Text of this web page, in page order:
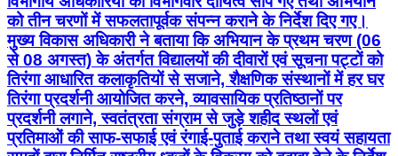
को तीन चरणों में सफलतापूर्वक संपन्न कराने के निर्देश दिए गए।
मुख्य विकास अधिकारी ने बताया कि अभियान के प्रथम चरण (06
से 08 अगस्त) के अंतर्गत विद्यालयों की दीवारों एवं सूचना पट्टों को
तिरंगा आधारित कलाकृतियों से सजाने, शैक्षणिक संस्थानों में हर घर
तिरंगा प्रदर्शनी आयोजित करने, व्यावसायिक प्रतिष्ठानों पर
प्रदर्शनी लगाने, स्वतंत्रता संग्राम से जुड़े शहीद स्थलों एवं
प्रतिमाओं की साफ-सफाई एवं रंगाई-पुताई कराने तथा स्वयं सहायता